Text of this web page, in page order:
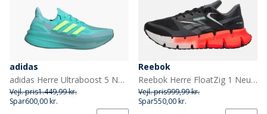
adidas
adidas Herre Ultraboost 5 Neutrale Løbesko Flash Aqua/Lucid Lemon/Mint Ton
Vejl. pris1.449,99 kr.
Spar600,00 kr.
Reebok
Reebok Herre FloatZig 1 Neutral Løbesko Sort/Grå/Hvid
Vejl. pris999,99 kr.
Spar550,00 kr.